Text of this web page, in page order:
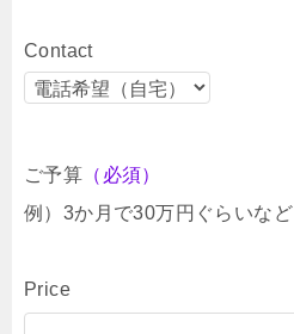
Contact
ご予算 （必須）
例）3か月で30万円ぐらいなど
Price